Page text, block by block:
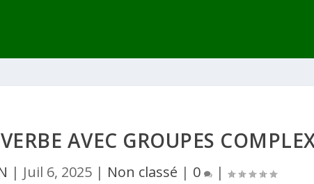
AVEC GROUPES
| Juil 6, 2025 | Non classé | 0 |